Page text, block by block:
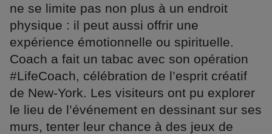
ne se limite pas non plus à un endroit
physique : il peut aussi offrir une
expérience émotionnelle ou spirituelle.
Coach a fait un tabac avec son opération
#LifeCoach, célébration de l’esprit créatif
de New-York. Les visiteurs ont pu explorer
le lieu de l’événement en dessinant sur ses
murs, tenter leur chance à des jeux de